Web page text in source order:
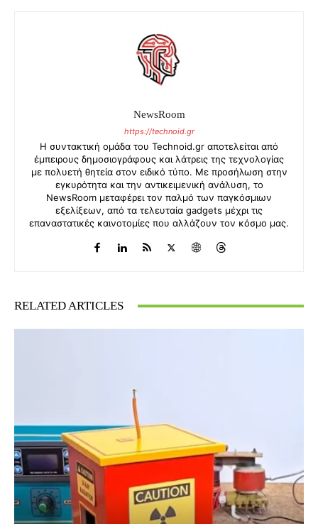
NewsRoom
https://technoid.gr
Η συντακτική ομάδα του Technoid.gr αποτελείται από
έμπειρους δημοσιογράφους και λάτρεις της τεχνολογίας
με πολυετή θητεία στον ειδικό τύπο. Με προσήλωση στην
εγκυρότητα και την αντικειμενική ανάλυση, το
NewsRoom μεταφέρει τον παλμό των παγκόσμιων
εξελίξεων, από τα τελευταία gadgets μέχρι τις
επαναστατικές καινοτομίες που αλλάζουν τον κόσμο μας.
RELATED ARTICLES